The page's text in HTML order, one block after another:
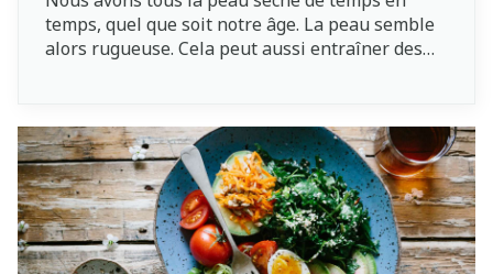
temps, quel que soit notre âge. La peau semble
alors rugueuse. Cela peut aussi entraîner des
(douloureuses) peuvent même apparaître.
Quelles sont les causes de la peau sèche et
comment résoudre ce problème ? Voici quelques
conseils pour en prendre soin !